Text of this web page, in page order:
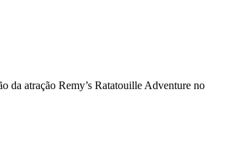
da atração Remy’s Ratatouille Adventure no